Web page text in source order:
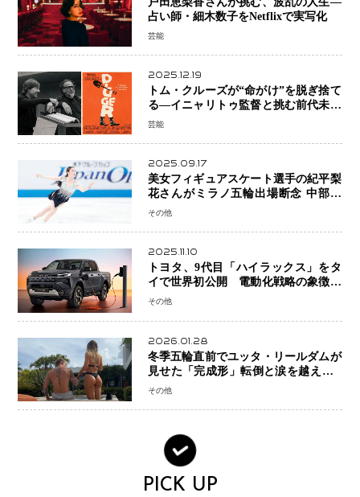
占い師・細木数子をNetflixで実写化
芸能
2025.12.19
トム・クルーズが“命がけ”を脱ぎ捨て
る―イニャリトゥ監督と挑む前代未聞
の大惨事コメディ「DIGGER ディガ
芸能
2025.09.17
美女フィギュアスケート選手の紀平梨
花さんがミラノ五輪出場断念 中部選
手権欠場を発表「安全最優先の判断」
その他
2025.11.10
トヨタ、9代目「ハイラックス」をタ
イで世界初公開 電動化戦略の象徴と
なるBEVモデルを初設定
その他
2026.01.28
冬季五輪直前でユッタ・リールダムが
見せた「完成形」転倒と涙を越えて─
ミラノで金を狙うオランダ女王の現在
その他
PICK UP